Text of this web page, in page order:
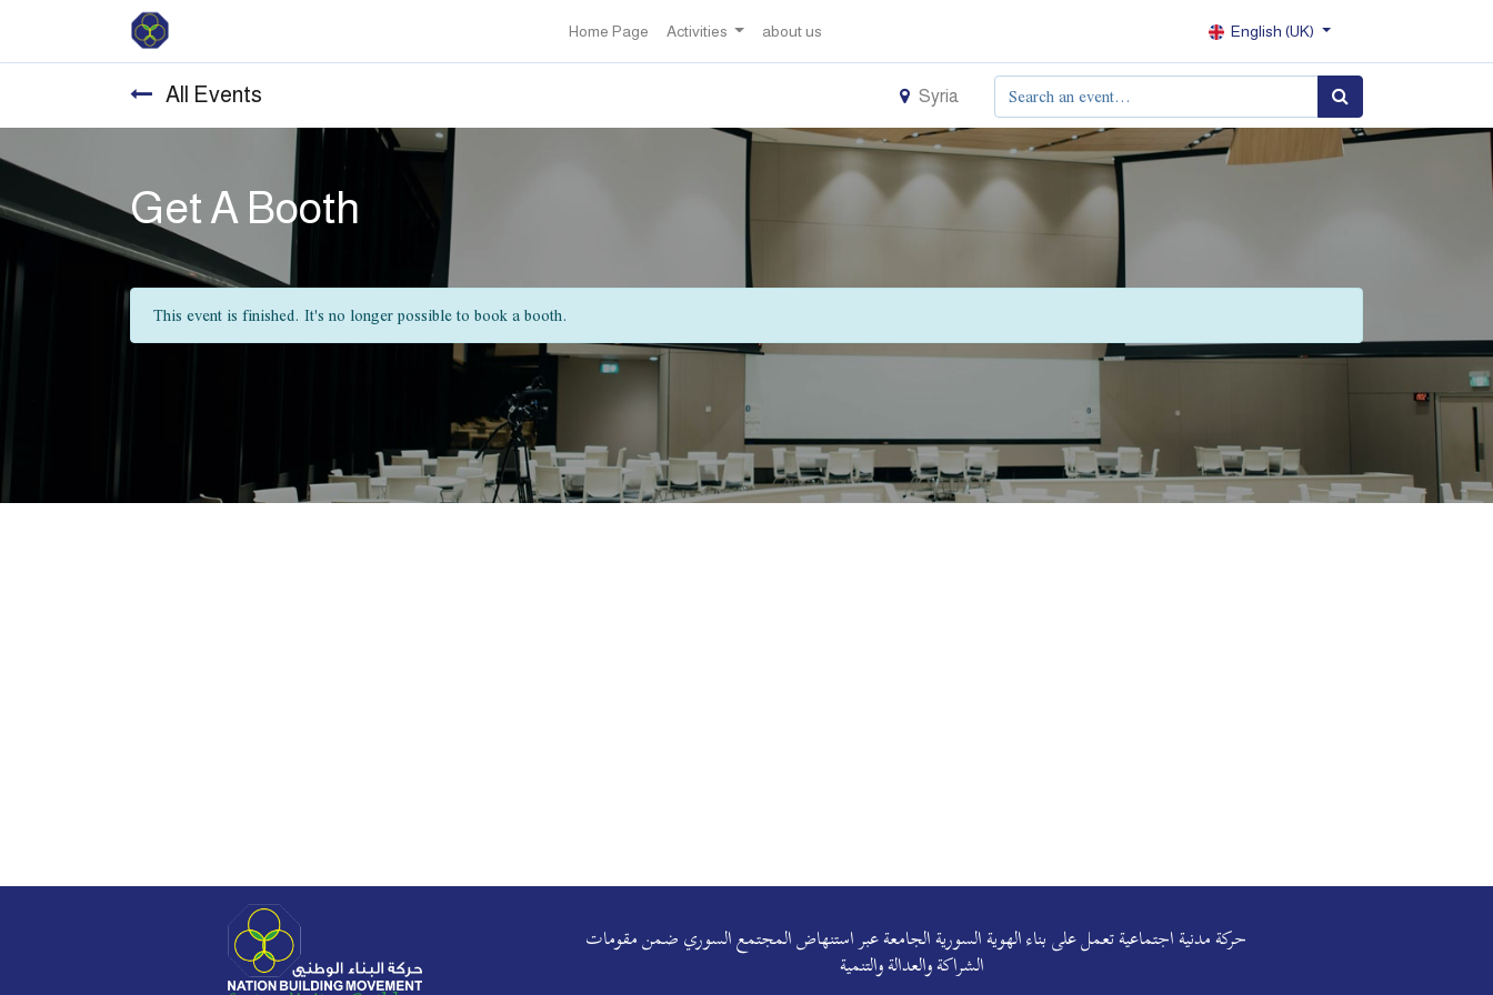
Home Page Activities about us English (UK)
All Events Syria
Get A Booth
This event is finished. It's no longer possible to book a booth.
حركة مدنية اجتماعية تعمل على بناء الهوية السورية الجامعة عبر استنهاض المجتمع السوري ضمن مقومات
الشراكة والعدالة والتنمية